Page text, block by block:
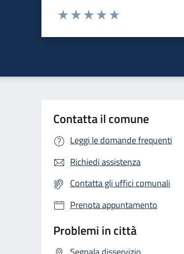
Valuta da 1 a 5 stelle la pagina
Contatta il comune
Leggi le domande frequenti
Richiedi assistenza
Contatta gli uffici comunali
Prenota appuntamento
Problemi in città